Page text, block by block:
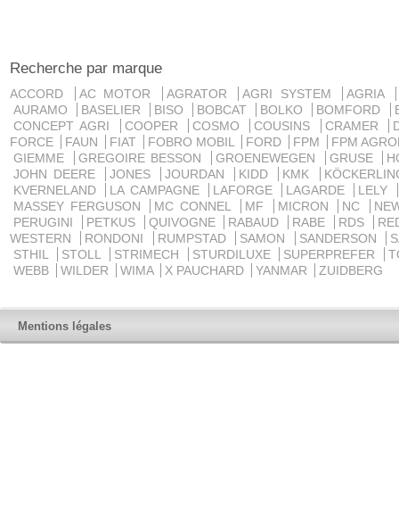
Recherche par marque
ACCORD AC MOTOR AGRATOR AGRI SYSTEM
AGRIA
AURAMO
BASELIER BISO BOBCAT BOLKO BOMFORD
CONCEPT AGRI
COOPER COSMO COUSINS CRAMER
FORCE
FAUN FIAT FOBRO MOBIL FORD FPM
FPM
GIEMME
GREGOIRE BESSON GROENEWEGEN GRUSE
JOHN DEERE
JONES JOURDAN KIDD KMK
KVERNELAND
LA CAMPAGNE LAFORGE LAGARDE
LELY
MASSEY FERGUSON
MC CONNEL MF MICRON NC
PERUGINI
PETKUS QUIVOGNE RABAUD RABE RDS
WESTERN
RONDONI RUMPSTAD SAMON SANDERSON
STHIL
STOLL STRIMECH STURDILUXE SUPERPREFER
WEBB
WILDER WIMA X PAUCHARD YANMAR ZUIDBERG
Mentions légales